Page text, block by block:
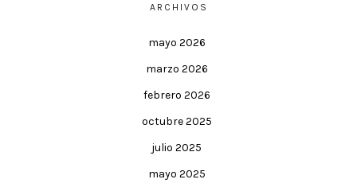
ARCHIVOS
mayo 2026
marzo 2026
febrero 2026
octubre 2025
julio 2025
mayo 2025